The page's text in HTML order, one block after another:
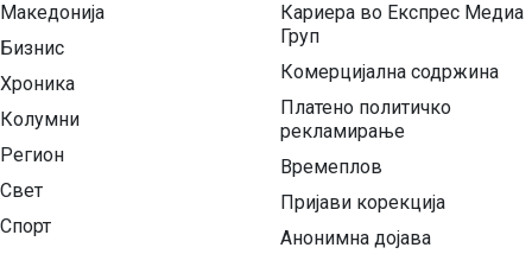
Македонија
Бизнис
Хроника
Колумни
Регион
Свет
Спорт
Кариера во Експрес Медиа
Груп
Комерцијална содржина
Платено политичко
рекламирање
Времеплов
Пријави корекција
Анонимна дојава